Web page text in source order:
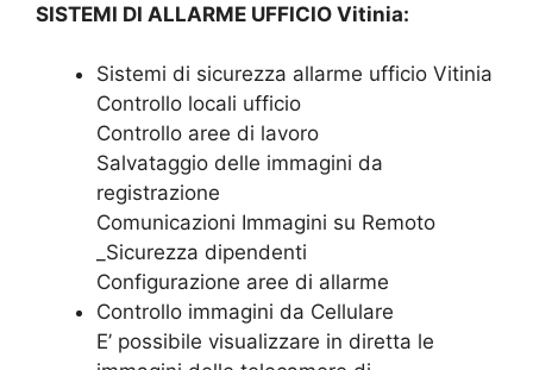
SISTEMI DI ALLARME UFFICIO Vitinia:
Sistemi di sicurezza allarme ufficio Vitinia
Controllo locali ufficio
Controllo aree di lavoro
Salvataggio delle immagini da
registrazione
Comunicazioni Immagini su Remoto
_Sicurezza dipendenti
Configurazione aree di allarme
Controllo immagini da Cellulare
E’ possibile visualizzare in diretta le